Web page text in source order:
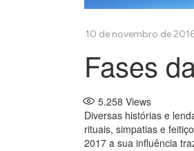
Fases
5.258 Views
Diversas histórias e
rituais, simpatias e
2017 a sua influência